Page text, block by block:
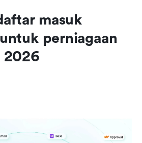
masuk
perniagaan
2026